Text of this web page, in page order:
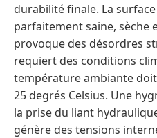
durabilité finale. La
parfaitement saine, sèche
provoque des désordres
requiert des conditions
température ambiante
25 degrés Celsius. Une
la prise du liant
génère des tensions